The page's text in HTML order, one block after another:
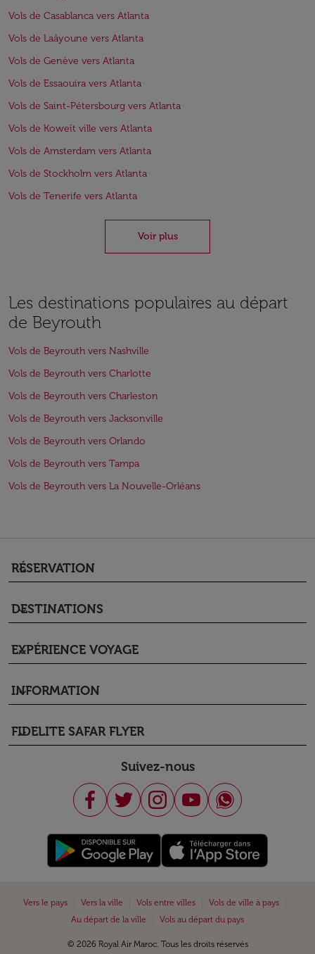
Vols de Casablanca vers Atlanta
Vols de Laâyoune vers Atlanta
Vols de Genève vers Atlanta
Vols de Essaouira vers Atlanta
Vols de Saint-Pétersbourg vers Atlanta
Vols de Koweït ville vers Atlanta
Vols de Amsterdam vers Atlanta
Vols de Stockholm vers Atlanta
Vols de Tenerife vers Atlanta
Voir plus
Les destinations populaires au départ
de Beyrouth
Vols de Beyrouth vers Nashville
Vols de Beyrouth vers Charlotte
Vols de Beyrouth vers Charleston
Vols de Beyrouth vers Jacksonville
Vols de Beyrouth vers Orlando
Vols de Beyrouth vers Tampa
Vols de Beyrouth vers La Nouvelle-Orléans
RÉSERVATION
keyboard_arrow_down
DESTINATIONS
keyboard_arrow_down
EXPÉRIENCE VOYAGE
keyboard_arrow_down
INFORMATION
keyboard_arrow_down
FIDELITE SAFAR FLYER
keyboard_arrow_down
Suivez-nous
Vers le pays Vers la ville Vols entre villes Vols de ville à pays
Au départ de la ville
Vols au départ du pays
© 2026 Royal Air Maroc. Tous les droits réservés